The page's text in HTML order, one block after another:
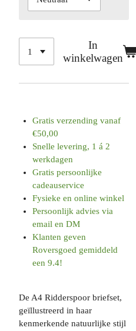
In
winkelwagen
Gratis verzending vanaf
€50,00
Snelle levering, 1 á 2
werkdagen
Gratis persoonlijke
cadeauservice
Fysieke en online winkel
Persoonlijk advies via
email en DM
Klanten geven
Roversgoed gemiddeld
een 9.4!
De A4 Ridderspoor briefset,
geïllustreerd in haar
kenmerkende natuurlijke stijl